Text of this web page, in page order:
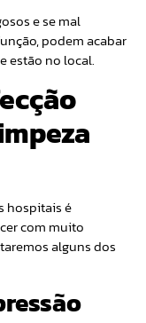
e se mal
podem acabar
estão no local.
hospitais é
com muito
alguns dos